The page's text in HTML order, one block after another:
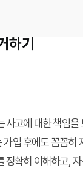
하기
사고에 대한 책임
입 후에도 꼼꼼
정확히 이해하고,